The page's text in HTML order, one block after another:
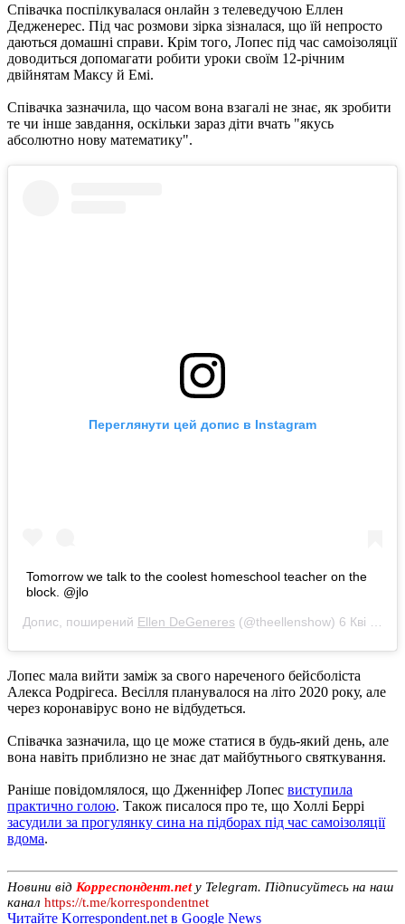
Співачка поспілкувалася онлайн з телеведучою Еллен
Дедженерес. Під час розмови зірка зізналася, що їй непросто
даються домашні справи. Крім того, Лопес під час самоізоляції
доводиться допомагати робити уроки своїм 12-річним
двійнятам Максу й Емі.
Співачка зазначила, що часом вона взагалі не знає, як зробити
те чи інше завдання, оскільки зараз діти вчать "якусь
абсолютно нову математику".
Переглянути цей допис в Instagram
Tomorrow we talk to the coolest homeschool teacher on the
block. @jlo
Допис, поширений Ellen DeGeneres (@theellenshow) 6 Кві 2020 р. о 6:35 PDT
Лопес мала вийти заміж за свого нареченого бейсболіста
Алекса Родрігеса. Весілля планувалося на літо 2020 року, але
через коронавірус воно не відбудеться.
Співачка зазначила, що це може статися в будь-який день, але
вона навіть приблизно не знає дат майбутнього святкування.
Раніше повідомлялося, що Дженніфер Лопес виступила
практично голою. Також писалося про те, що Холлі Беррі
засудили за прогулянку сина на підборах під час самоізоляції
вдома.
Новини від Корреспондент.net у Telegram. Підписуйтесь на наш
канал https://t.me/korrespondentnet
Читайте Korrespondent.net в Google News